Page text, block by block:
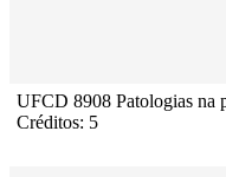
UFCD 8908 Patologias na
Créditos: 5